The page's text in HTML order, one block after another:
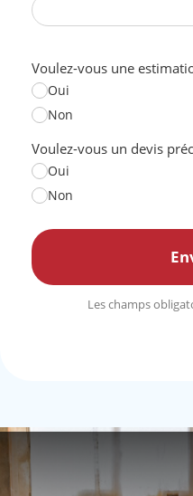
Voulez-vous une
Oui
Non
Voulez-vous un devis
Oui
Non
Les champs